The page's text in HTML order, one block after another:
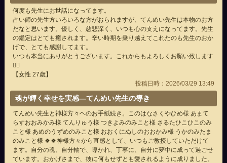
何度も先生にお世話になってます。
占い師の先生方いろいろな方がおられますが、てんめい先生は本物のお方
だなと思います。優しく、慈悲深く、いつも心の支えになってます。先生
の鑑定はとても癒されます。辛い時期を乗り越えてこれたのも先生のおか
げで、とても感謝してます。
いつも本当にありがとうございます。これからもよろしくお願い致します
🙇‍♀️
【女性 27歳】
投稿日時：2026/03/29 13:49
魂が輝く幸せを実感―てんめい先生の導き
てんめい先生と神様方々ヘのお手紙続き。このはなさくやひめ様 あまて
らすおおみかみ様 てんりゅう様 つきよみのみこと様 さるたひこひこのみ
こと様 あめのうずめのみこと様 おおくにぬしのおおかみ様 うかのみたま
のみこと様 🍀🍀神様方々から直感として、いつもご教授していただけて
ます。自分の魂、自分軸で、導かれ、丁寧に、自分に夢中に成って過ごせ
ています。おかげさまで、彼に何もせずとも愛されるように成りました。